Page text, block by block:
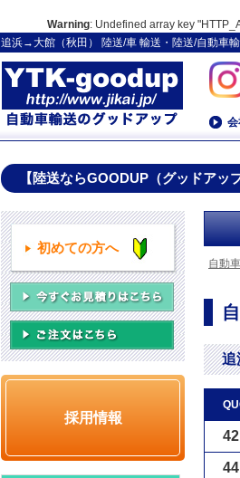
Warning: Undefined array key
追浜→大館（秋田） 陸送/車 輸送・陸送/自動車
【陸送ならGOODUP（グッドアッ
自動
追
初めての方へ
採用情報